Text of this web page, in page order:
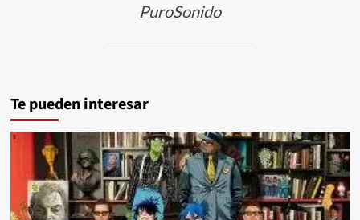
PuroSonido
Te pueden interesar